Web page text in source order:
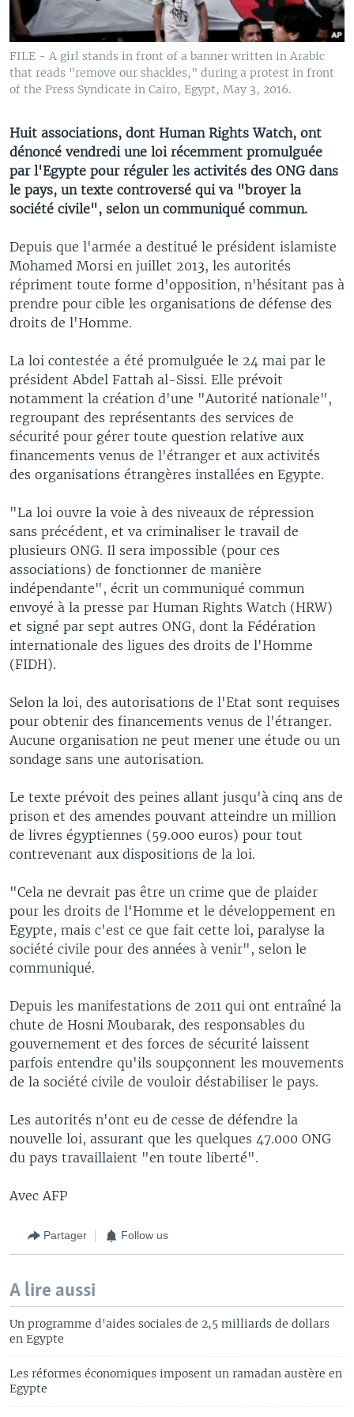
FILE - A girl stands in front of a banner written in Arabic
that reads "remove our shackles," during a protest in front
of the Press Syndicate in Cairo, Egypt, May 3, 2016.
Huit associations, dont Human Rights Watch, ont
dénoncé vendredi une loi récemment promulguée
par l'Egypte pour réguler les activités des ONG dans
le pays, un texte controversé qui va "broyer la
société civile", selon un communiqué commun.
Depuis que l'armée a destitué le président islamiste
Mohamed Morsi en juillet 2013, les autorités
répriment toute forme d'opposition, n'hésitant pas à
prendre pour cible les organisations de défense des
droits de l'Homme.
La loi contestée a été promulguée le 24 mai par le
président Abdel Fattah al-Sissi. Elle prévoit
notamment la création d'une "Autorité nationale",
regroupant des représentants des services de
sécurité pour gérer toute question relative aux
financements venus de l'étranger et aux activités
des organisations étrangères installées en Egypte.
"La loi ouvre la voie à des niveaux de répression
sans précédent, et va criminaliser le travail de
plusieurs ONG. Il sera impossible (pour ces
associations) de fonctionner de manière
indépendante", écrit un communiqué commun
envoyé à la presse par Human Rights Watch (HRW)
et signé par sept autres ONG, dont la Fédération
internationale des ligues des droits de l'Homme
(FIDH).
Selon la loi, des autorisations de l'Etat sont requises
pour obtenir des financements venus de l'étranger.
Aucune organisation ne peut mener une étude ou un
sondage sans une autorisation.
Le texte prévoit des peines allant jusqu'à cinq ans de
prison et des amendes pouvant atteindre un million
de livres égyptiennes (59.000 euros) pour tout
contrevenant aux dispositions de la loi.
"Cela ne devrait pas être un crime que de plaider
pour les droits de l'Homme et le développement en
Egypte, mais c'est ce que fait cette loi, paralyse la
société civile pour des années à venir", selon le
communiqué.
Depuis les manifestations de 2011 qui ont entraîné la
chute de Hosni Moubarak, des responsables du
gouvernement et des forces de sécurité laissent
parfois entendre qu'ils soupçonnent les mouvements
de la société civile de vouloir déstabiliser le pays.
Les autorités n'ont eu de cesse de défendre la
nouvelle loi, assurant que les quelques 47.000 ONG
du pays travaillaient "en toute liberté".
Avec AFP
Partager Follow us
A lire aussi
Un programme d'aides sociales de 2,5 milliards de dollars
en Egypte
Les réformes économiques imposent un ramadan austère en
Egypte